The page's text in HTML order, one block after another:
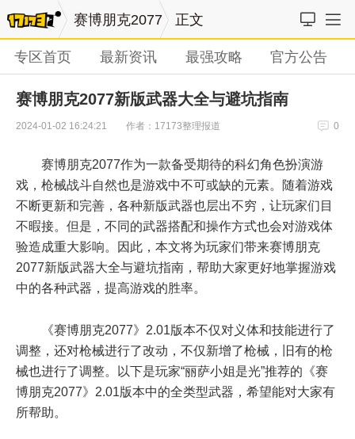
赛博朋克2077 正文
专区首页 最新资讯 最强攻略 官方公告
赛博朋克2077新版武器大全与避坑指南
2024-01-02 16:24:21 作者：17173整理报道 0
赛博朋克2077作为一款备受期待的科幻角色扮演游
戏，枪械战斗自然也是游戏中不可或缺的元素。随着游戏
不断更新和完善，各种新版武器也层出不穷，让玩家们目
不暇接。但是，不同的武器搭配和操作方式也会对游戏体
验造成重大影响。因此，本文将为玩家们带来赛博朋克
2077新版武器大全与避坑指南，帮助大家更好地掌握游戏
中的各种武器，提高游戏的胜率。
《赛博朋克2077》2.01版本不仅对义体和技能进行了
调整，还对枪械进行了改动，不仅新增了枪械，旧有的枪
械也进行了调整。以下是玩家“丽萨小姐是光”推荐的《赛
博朋克2077》2.01版本中的全类型武器，希望能对大家有
所帮助。